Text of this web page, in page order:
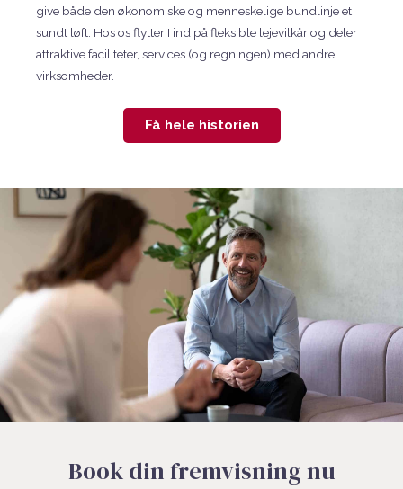
give både den økonomiske og menneskelige bundlinje et
sundt løft. Hos os flytter I ind på fleksible lejevilkår og deler
attraktive faciliteter, services (og regningen) med andre
virksomheder.
Få hele historien
Book din fremvisning nu